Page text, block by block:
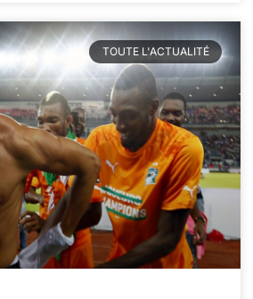
TOUTE L'ACTUALITÉ